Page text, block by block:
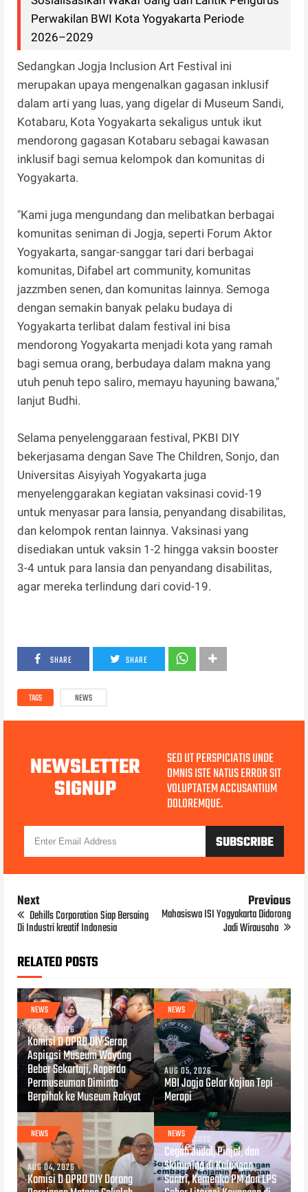
Perwakilan BWI Kota Yogyakarta Periode
2026–2029
Sedangkan Jogja Inclusion Art Festival ini
merupakan upaya mengenalkan gagasan inklusif
dalam arti yang luas, yang digelar di Museum Sandi,
Kotabaru, Kota Yogyakarta sekaligus untuk ikut
mendorong gagasan Kotabaru sebagai kawasan
inklusif bagi semua kelompok dan komunitas di
Yogyakarta.
"Kami juga mengundang dan melibatkan berbagai
komunitas seniman di Jogja, seperti Forum Aktor
Yogyakarta, sangar-sanggar tari dari berbagai
komunitas, Difabel art community, komunitas
jazzmben senen, dan komunitas lainnya. Semoga
dengan semakin banyak pelaku budaya di
Yogyakarta terlibat dalam festival ini bisa
mendorong Yogyakarta menjadi kota yang ramah
bagi semua orang, berbudaya dalam makna yang
utuh penuh tepo saliro, memayu hayuning bawana,"
lanjut Budhi.
Selama penyelenggaraan festival, PKBI DIY
bekerjasama dengan Save The Children, Sonjo, dan
Universitas Aisyiyah Yogyakarta juga
menyelenggarakan kegiatan vaksinasi covid-19
untuk menyasar para lansia, penyandang disabilitas,
dan kelompok rentan lainnya. Vaksinasi yang
disediakan untuk vaksin 1-2 hingga vaksin booster
3-4 untuk para lansia dan penyandang disabilitas,
agar mereka terlindung dari covid-19.
SHARE SHARE
TAGS NEWS
NEWSLETTER
SIGNUP
SED UT PERSPICIATIS UNDE
OMNIS ISTE NATUS ERROR SIT
VOLUPTATEM ACCUSANTIUM
DOLOREMQUE.
Next
Dehills Corporation Siap Bersaing
Di Industri kreatif Indonesia
Previous
Mahasiswa ISI Yogyakarta Didorong
Jadi Wirausaha
RELATED POSTS
NEWS
AUG 05, 2026
Komisi D DPRD DIY Serap
Aspirasi Museum Wayang
Beber Sekartaji, Raperda
Permuseuman Diminta
Berpihak ke Museum Rakyat
NEWS
AUG 05, 2026
MBI Jogja Gelar Kajian Tepi
Merapi
NEWS
AUG 04, 2026
Komisi D DPRD DIY Dorong
NEWS
AUG 04, 2026
Cegah Judol, Pinjol, dan
Skimming di Kalangan
Santri, Kemenko PM dan LPS